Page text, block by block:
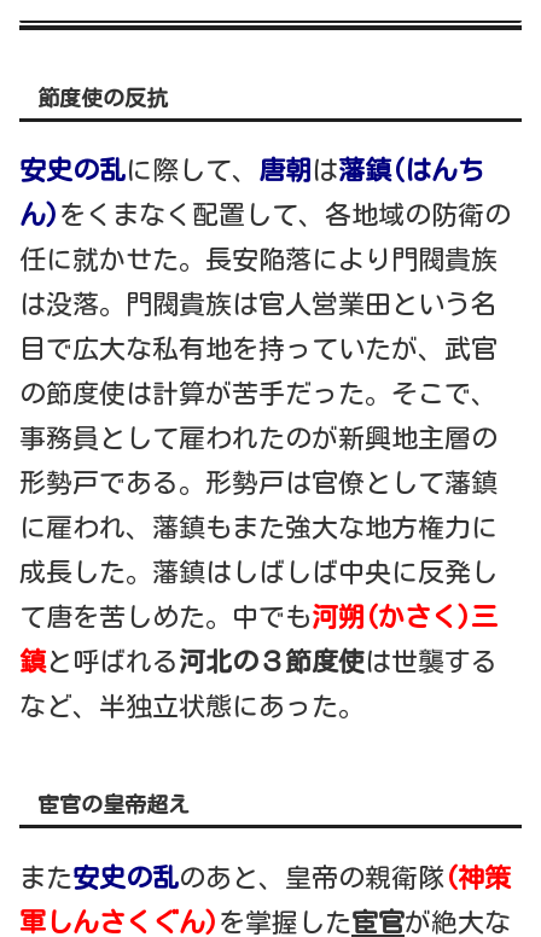
節度使の反抗
安史の乱に際して、 唐朝 は藩鎮(はんち
ん) をくまなく配置して、各地域の防衛の
任に就かせた。長安陥落により門閥貴族
は没落。門閥貴族は官人営業田という名
目で広大な私有地を持っていたが、武官
の節度使は計算が苦手だった。そこで、
事務員として雇われたのが新興地主層の
形勢戸である。形勢戸は官僚として藩鎮
に雇われ、藩鎮もまた強大な地方権力に
成長した。藩鎮はしばしば中央に反発し
て唐を苦しめた。中でも河朔(かさく)三
鎮と呼ばれる河北の３節度使は世襲する
など、半独立状態にあった。
宦官の皇帝超え
また安史の乱のあと、皇帝の親衛隊 (神策
軍しんさくぐん) を掌握した宦官が絶大な